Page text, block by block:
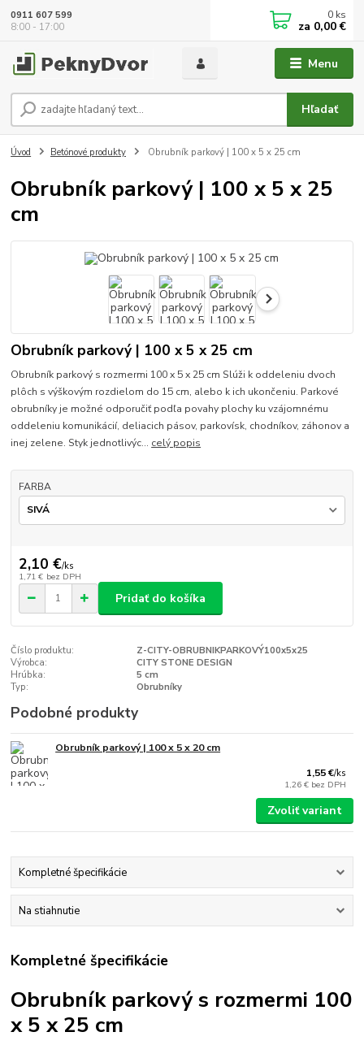
Menu
Hľadať
0911 607 599
8:00 - 17:00
0 ks
za 0,00 €
Úvod Betónové produkty Obrubník parkový | 100 x 5 x 25 cm
Obrubník parkový | 100 x 5 x 25
cm
Obrubník parkový | 100 x 5 x 25 cm
Obrubník parkový s rozmermi 100 x 5 x 25 cm Slúži k oddeleniu dvoch
plôch s výškovým rozdielom do 15 cm, alebo k ich ukončeniu. Parkové
obrubníky je možné odporučiť podľa povahy plochy ku vzájomnému
oddeleniu komunikácií, deliacich pásov, parkovísk, chodníkov, záhonov a
inej zelene. Styk jednotlivýc... celý popis
FARBA
2,10 €/ks
1,71 € bez DPH
Pridať do košíka
Číslo produktu:
Z-CITY-OBRUBNIKPARKOVÝ100x5x25
Výrobca:
CITY STONE DESIGN
Hrúbka:
5 cm
Typ:
Obrubníky
Podobné produkty
Obrubník parkový | 100 x 5 x 20 cm
1,55 €/ks
1,26 € bez DPH
Zvoliť variant
Kompletné špecifikácie
Na stiahnutie
Kompletné špecifikácie
Obrubník parkový s rozmermi 100
x 5 x 25 cm